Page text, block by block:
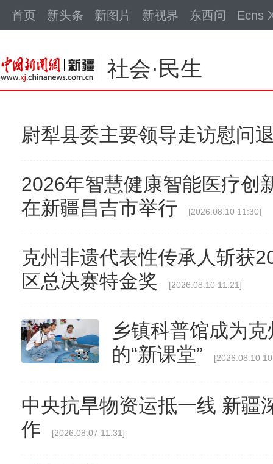
首页 新头条 新图片 新视界 东西问 Ecns
社会·民生
尉犁县委主要领导走访慰问
2026年智慧健康智能医疗创
在新疆昌吉市举行
[2026.08.10 11:30]
克州非遗代表性传承人斩获
区总决赛特金奖
[2026.08.10 11:21]
乡镇科普馆成为
的“新课堂”
[2026.08.10
中央抗旱物资运抵一线 新疆
作
[2026.08.07 11:31]